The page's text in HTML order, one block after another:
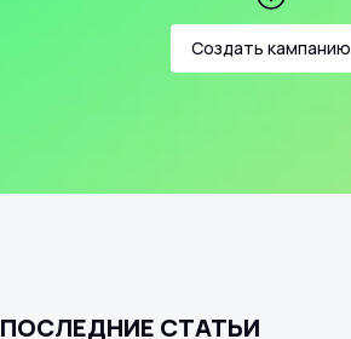
Создать кампанию
ПОСЛЕДНИЕ СТАТЬИ